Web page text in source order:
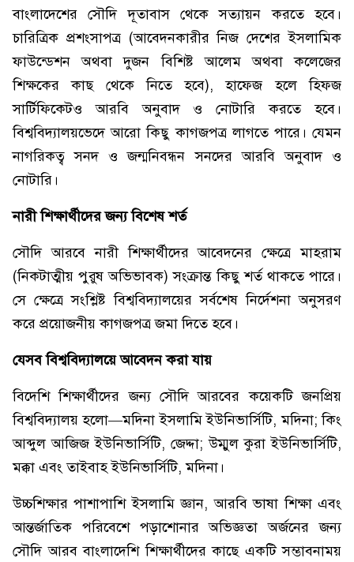
বাংলাদেশের সৌদি দূতাবাস থেকে সত্যায়ন করতে হবে।
চারিত্রিক প্রশংসাপত্র (আবেদনকারীর নিজ দেশের ইসলামিক
ফাউন্ডেশন অথবা দুজন বিশিষ্ট আলেম অথবা কলেজের
শিক্ষকের কাছ থেকে নিতে হবে), হাফেজ হলে হিফজ
সার্টিফিকেটও আরবি অনুবাদ ও নোটারি করতে হবে।
বিশ্ববিদ্যালয়ভেদে আরো কিছু কাগজপত্র লাগতে পারে। যেমন
নাগরিকত্ব সনদ ও জন্মনিবন্ধন সনদের আরবি অনুবাদ ও
নোটারি।
নারী শিক্ষার্থীদের জন্য বিশেষ শর্ত
সৌদি আরবে নারী শিক্ষার্থীদের আবেদনের ক্ষেত্রে মাহরাম
(নিকটাত্মীয় পুরুষ অভিভাবক) সংক্রান্ত কিছু শর্ত থাকতে পারে।
সে ক্ষেত্রে সংশ্লিষ্ট বিশ্ববিদ্যালয়ের সর্বশেষ নির্দেশনা অনুসরণ
করে প্রয়োজনীয় কাগজপত্র জমা দিতে হবে।
যেসব বিশ্ববিদ্যালয়ে আবেদন করা যায়
বিদেশি শিক্ষার্থীদের জন্য সৌদি আরবের কয়েকটি জনপ্রিয়
বিশ্ববিদ্যালয় হলো—মদিনা ইসলামি ইউনিভার্সিটি, মদিনা; কিং
আব্দুল আজিজ ইউনিভার্সিটি, জেদ্দা; উম্মুল কুরা ইউনিভার্সিটি,
মক্কা এবং তাইবাহ ইউনিভার্সিটি, মদিনা।
উচ্চশিক্ষার পাশাপাশি ইসলামি জ্ঞান, আরবি ভাষা শিক্ষা এবং
আন্তর্জাতিক পরিবেশে পড়াশোনার অভিজ্ঞতা অর্জনের জন্য
সৌদি আরব বাংলাদেশি শিক্ষার্থীদের কাছে একটি সম্ভাবনাময়